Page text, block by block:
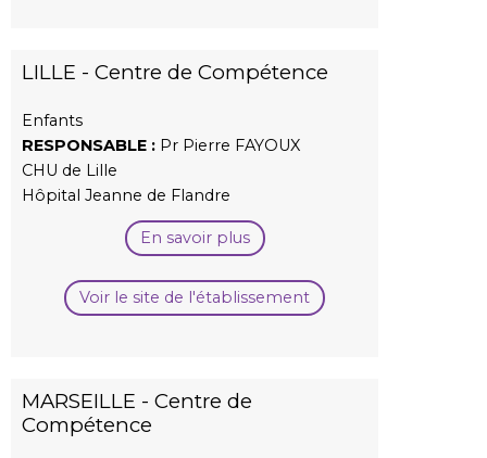
LILLE - Centre de Compétence
Enfants
RESPONSABLE : Pr Pierre FAYOUX
CHU de Lille
Hôpital Jeanne de Flandre
En savoir plus
Voir le site de l'établissement
MARSEILLE - Centre de
Compétence